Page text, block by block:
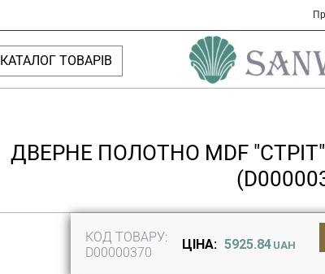
КАТАЛОГ ТОВАРІВ
ДВЕРНЕ ПОЛОТНО MDF
КОД ТОВАРУ:
D00000370
ЦІНА: 5925.84 UAH